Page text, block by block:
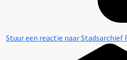
Stuur een reactie naar Stadsarchief